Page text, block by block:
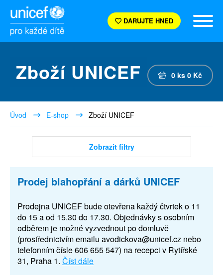
DARUJTE HNED
Zboží UNICEF 0 ks 0 Kč
Úvod E-shop Zboží UNICEF
Zobrazit filtry
Prodej blahopřání a dárků UNICEF
Prodejna UNICEF bude otevřena každý čtvrtek o 11
do 15 a od 15.30 do 17.30. Objednávky s osobním
odběrem je možné vyzvednout po domluvě
(prostřednictvím emailu avodickova@unicef.cz nebo
telefonním čísle 606 655 547) na recepci v Rytířské
31, Praha 1. Číst dále